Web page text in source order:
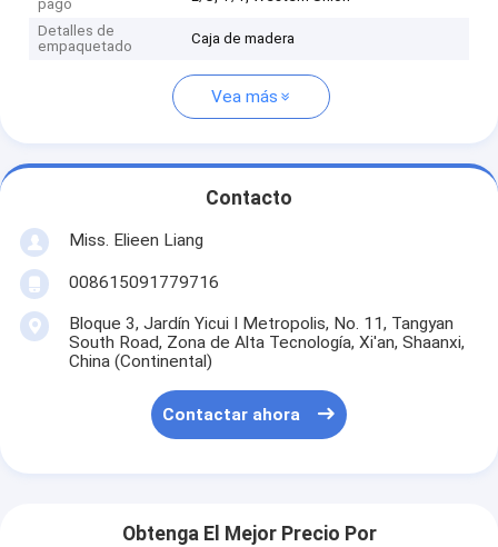
pago
Detalles de
empaquetado
Caja de madera
Vea más
Contacto
Miss. Elieen Liang
008615091779716
Bloque 3, Jardín Yicui I Metropolis, No. 11, Tangyan
South Road, Zona de Alta Tecnología, Xi'an, Shaanxi,
China (Continental)
Contactar ahora
Obtenga El Mejor Precio Por